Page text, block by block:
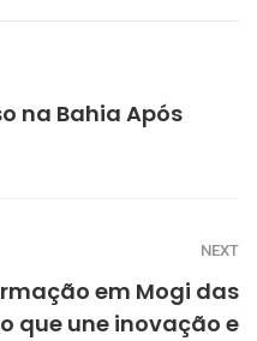
na Bahia Após
NEXT
em Mogi das
que une inovação e